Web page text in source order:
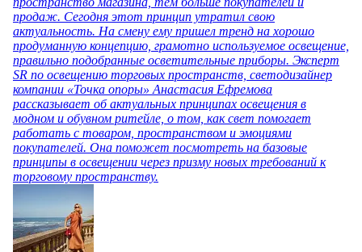
продаж. Сегодня этот принцип утратил свою
актуальность. На смену ему пришел тренд на хорошо
продуманную концепцию, грамотно используемое освещение,
правильно подобранные осветительные приборы. Эксперт
SR по освещению торговых пространств, светодизайнер
компании «Точка опоры» Анастасия Ефремова
рассказывает об актуальных принципах освещения в
модном и обувном ритейле, о том, как свет помогает
работать с товаром, пространством и эмоциями
покупателей. Она поможет посмотреть на базовые
принципы в освещении через призму новых требований к
торговому пространству.